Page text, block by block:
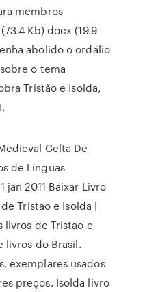
membros
Kb) docx (19.9
abolido o ordálio
o tema
Tristão e Isolda,
Celta De
de Línguas
jan 2011 Baixar Livro
Tristao e Isolda |
livros de Tristao e
livros do Brasil.
exemplares usados
preços. Isolda livro